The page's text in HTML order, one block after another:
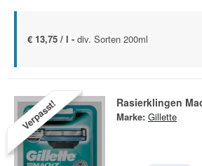
€ 13,75 / l - div. Sorten 200ml
Verpasst! Rasierklingen
Marke: Gillette